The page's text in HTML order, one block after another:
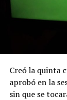
Creó la quinta
aprobó en la
sin que se